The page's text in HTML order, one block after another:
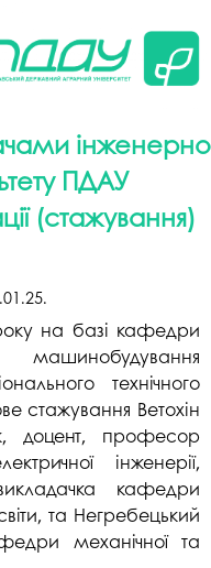
ПДАУ
(стажування)
.
на базі кафедри
машинобудування
технічного
стажування Ветохін
доцент, професор
інженерії,
кафедри
та Негребецький
механічної та